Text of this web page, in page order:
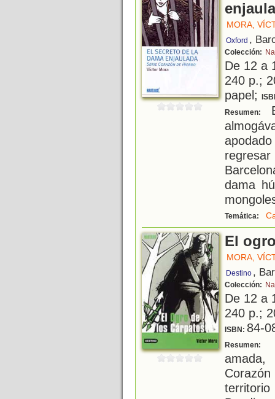
MORA,
Oxford ,
Colección:
De 12 a
240 p.;
papel;
Resumen:
dama
Temática:
El
MORA,
Destino ,
Colección:
De 12 a
240 p.;
ISBN: 84-
Resumen:
amada,